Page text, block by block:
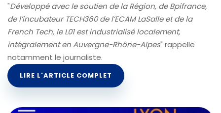
"Développé avec le soutien de la Région, de Bpifrance,
de l’incubateur TECH360 de l’ECAM LaSalle et de la
French Tech, le L01 est industrialisé localement,
intégralement en Auvergne-Rhône-Alpes" rappelle
notamment le journaliste.
LIRE L'ARTICLE COMPLET